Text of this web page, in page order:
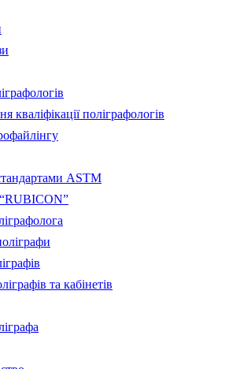
кваліфікації поліграфологів
ASTM
та кабінетів